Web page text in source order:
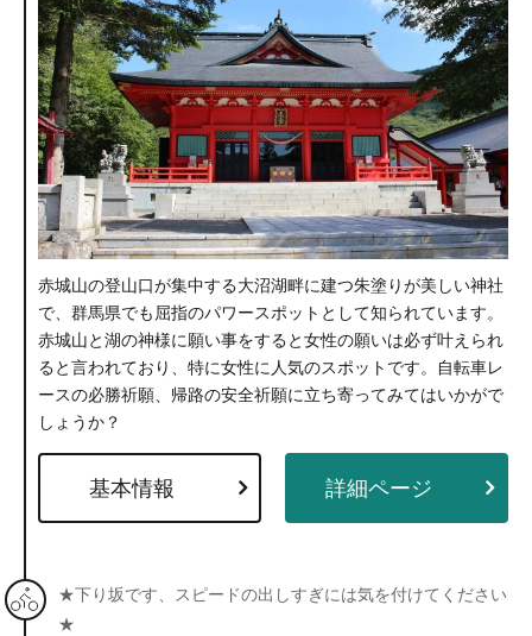
赤城山の登山口が集中する大沼湖畔に建つ朱塗りが美しい神社
で、群馬県でも屈指のパワースポットとして知られています。
赤城山と湖の神様に願い事をすると女性の願いは必ず叶えられ
ると言われており、特に女性に人気のスポットです。自転車レ
ースの必勝祈願、帰路の安全祈願に立ち寄ってみてはいかがで
しょうか？
基本情報 詳細ページ
★下り坂です、スピードの出しすぎには気を付けてください
★